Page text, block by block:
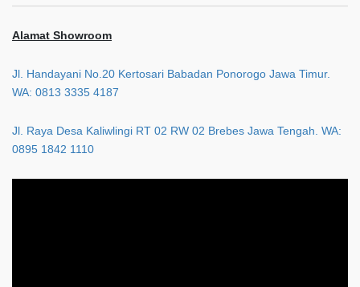
Alamat Showroom
Jl. Handayani No.20 Kertosari Babadan Ponorogo Jawa Timur.
WA: 0813 3335 4187
Jl. Raya Desa Kaliwlingi RT 02 RW 02 Brebes Jawa Tengah. WA:
0895 1842 1110